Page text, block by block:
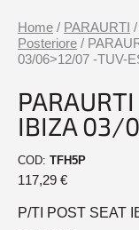
Home / PARAURTI /
Posteriore /
03/06>12/07 -TUV-
IBIZA 03/
COD: TFH5P
117,29 €
P/TI POST SEAT